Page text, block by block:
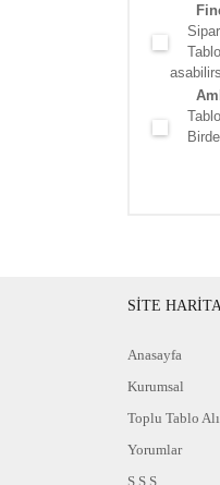
SİTE
Anasayfa
Kurumsal
Toplu Tablo
Yorumlar
S.S.S